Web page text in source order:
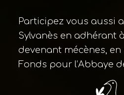
Participez vous aussi
Sylvanès en adhérant
devenant mécènes,
Fonds pour l’Abbaye